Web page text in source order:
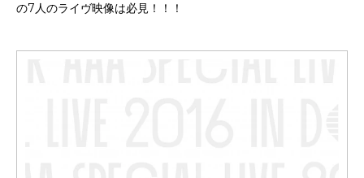
の7人のライヴ映像は必見！！！